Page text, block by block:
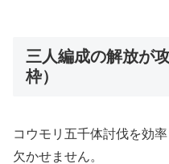
三人編成の解放が
枠）
コウモリ五千体討伐を効
欠かせません。